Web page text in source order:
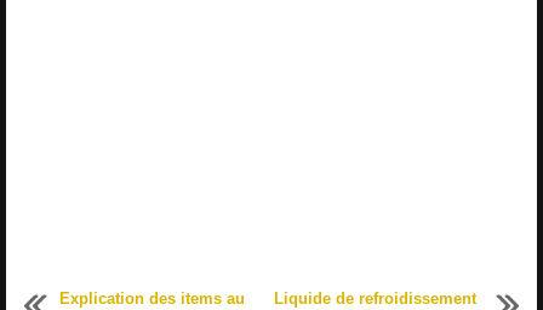
Explication des items au
Liquide de refroidissement